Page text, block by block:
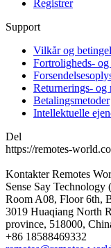
Registrer
Support
Vilkår og
Fortroligheds-
Returnerings-
Betalingsmetoder
Intellektuelle
Del
https://remotes-
Kontakter Remotes
Sense Say Technology
Room A08, Floor 6th,
3019 Huaqiang North
province, 518000,
+86 18588469332